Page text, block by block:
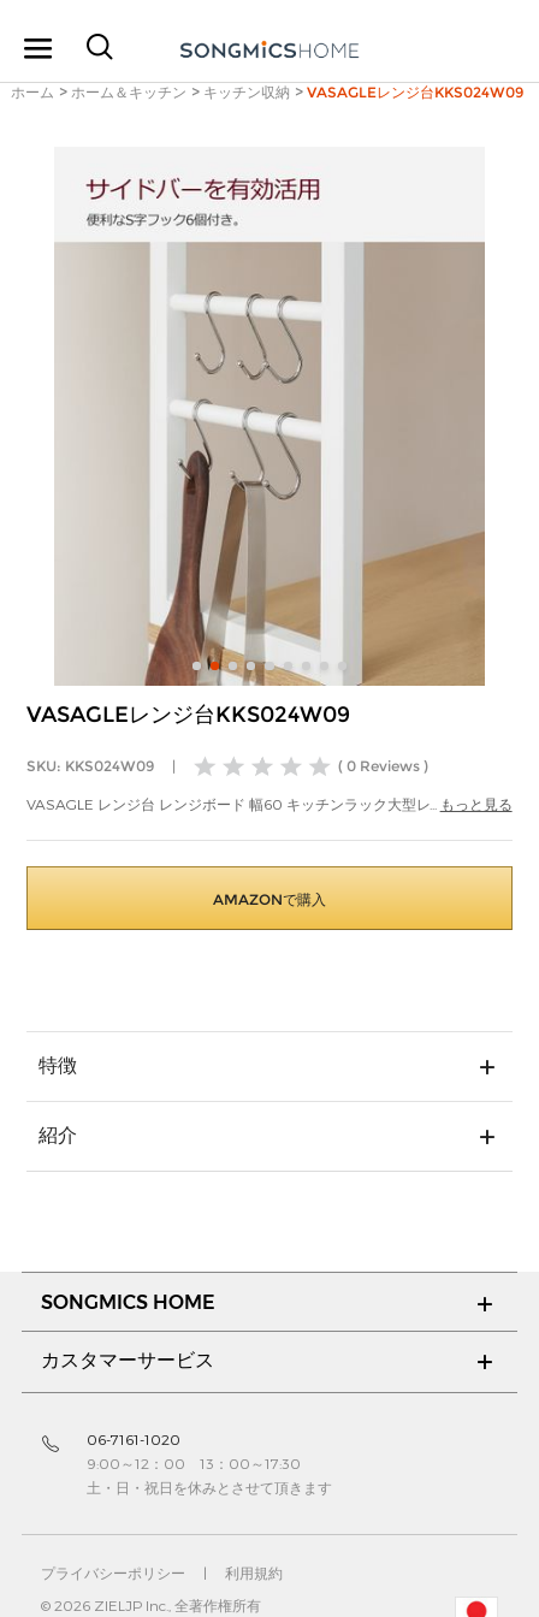
ホーム > ホーム＆キッチン > キッチン収納 > VASAGLEレンジ台KKS024W09
VASAGLEレンジ台KKS024W09
SKU: KKS024W09 | ( 0 Reviews )
VASAGLE レンジ台 レンジボード 幅60 キッチンラック大型レンジ対応 高
... もっと見る
AMAZONで購入
特徴
紹介
SONGMICS HOME
カスタマーサービス
06-7161-1020
9:00～12：00 13：00～17:30
土・日・祝日を休みとさせて頂きます
プライバシーポリシー |
利用規約
© 2026 ZIELJP Inc., 全著作権所有